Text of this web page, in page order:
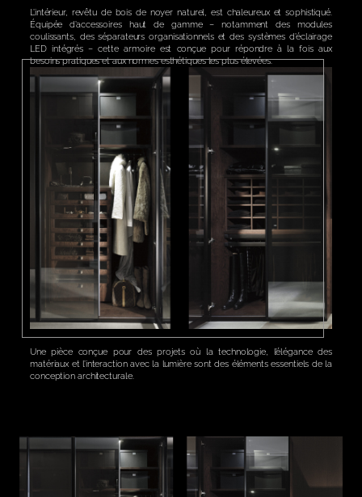
L’intérieur, revêtu de bois de noyer naturel, est chaleureux et sophistiqué.
Équipée d’accessoires haut de gamme – notamment des modules
coulissants, des séparateurs organisationnels et des systèmes d’éclairage
LED intégrés – cette armoire est conçue pour répondre à la fois aux
besoins pratiques et aux normes esthétiques les plus élevées.
Une pièce conçue pour des projets où la technologie, l’élégance des
matériaux et l’interaction avec la lumière sont des éléments essentiels de la
conception architecturale.